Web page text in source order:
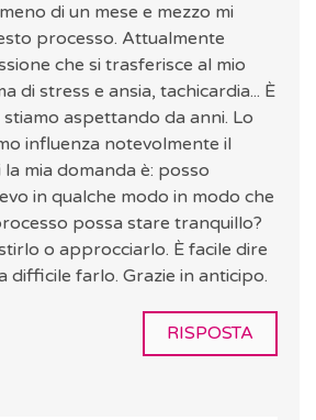
di un mese e mezzo mi
processo. Attualmente
che si trasferisce al mio
di stress e ansia, tachicardia... È
aspettando da anni. Lo
influenza notevolmente il
mia domanda è: posso
in qualche modo in modo che
possa stare tranquillo?
o approcciarlo. È facile dire
difficile farlo. Grazie in anticipo.
RISPOSTA